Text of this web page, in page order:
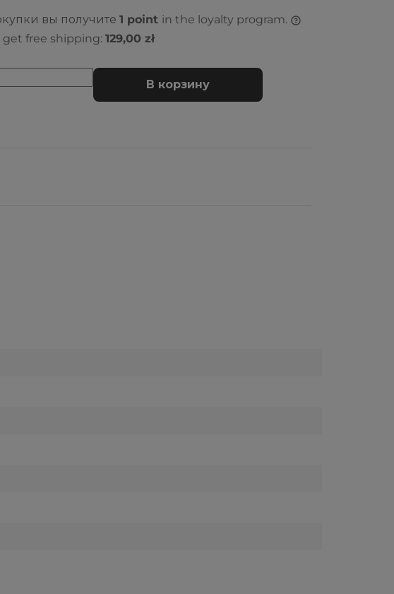
вы получите 1 point in the loyalty program.
get free shipping: 129,00 zł
В корзину